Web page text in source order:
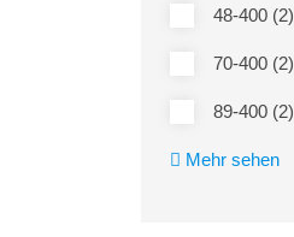
48-400 (2)
70-400 (2)
89-400 (2)
Mehr sehen